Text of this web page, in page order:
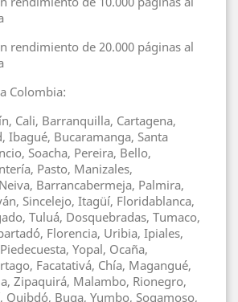
rendimiento de 20.000 páginas al
Colombia:
Cali, Barranquilla, Cartagena,
Ibagué, Bucaramanga, Santa
Soacha, Pereira, Bello,
Pasto, Manizales,
Barrancabermeja, Palmira,
Sincelejo, Itagüí, Floridablanca,
Tuluá, Dosquebradas, Tumaco,
Florencia, Uribia, Ipiales,
Yopal, Ocaña,
Facatativá, Chía, Magangué,
Zipaquirá, Malambo, Rionegro,
Quibdó, Buga, Yumbo, Sogamoso,